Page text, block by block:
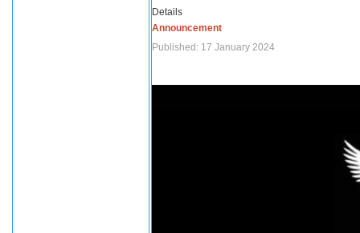
Details
Announcement
Published: 17 January 2024